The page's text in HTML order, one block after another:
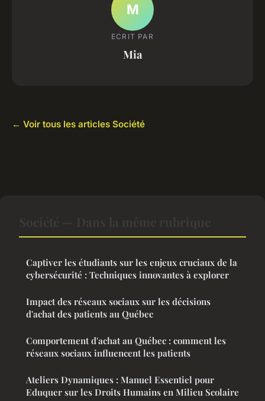
M
ECRIT PAR
Mia
← Voir tous les articles Société
Captiver les étudiants sur les enjeux cruciaux de la
cybersécurité : Techniques innovantes à explorer
Impact des réseaux sociaux sur les décisions
d'achat des patients au Québec
Comportement d'achat au Québec : comment les
réseaux sociaux influencent les patients
Ateliers Dynamiques : Manuel Essentiel pour
Eduquer sur les Droits Humains en Milieu Scolaire